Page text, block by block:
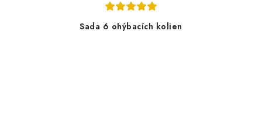
Sada 6 ohýbacích kolien